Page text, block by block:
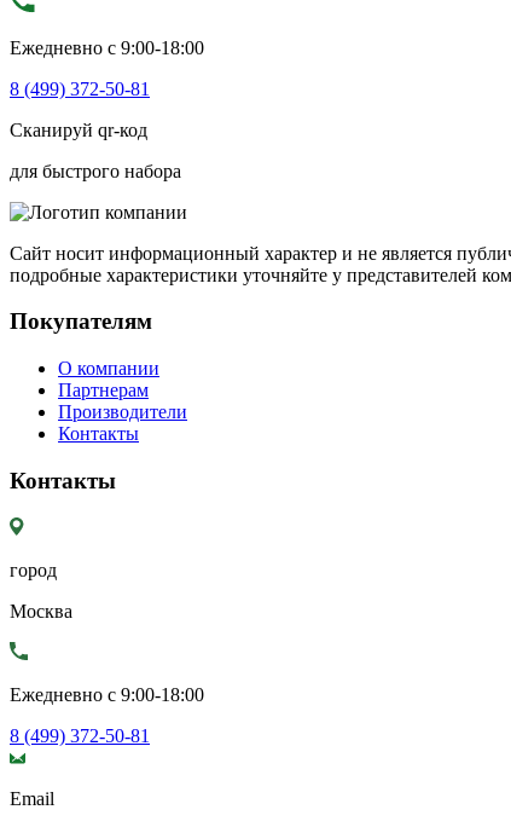
Ежедневно с 9:00-18:00
8 (499) 372-50-81
Сканируй qr-код
для быстрого набора
Сайт носит информационный характер и не является
подробные характеристики уточняйте у представителей
Покупателям
О компании
Партнерам
Производители
Контакты
Контакты
город
Москва
Ежедневно с 9:00-18:00
8 (499) 372-50-81
Email